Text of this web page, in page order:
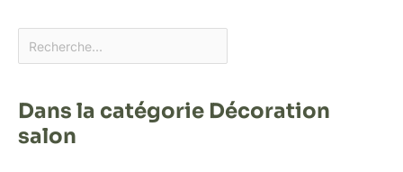
Dans la catégorie Décoration
salon